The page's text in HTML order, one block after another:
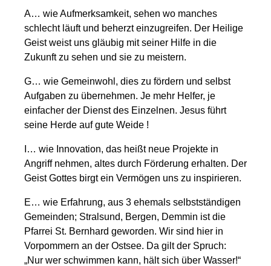
A… wie Aufmerksamkeit, sehen wo manches
schlecht läuft und beherzt einzugreifen. Der Heilige
Geist weist uns gläubig mit seiner Hilfe in die
Zukunft zu sehen und sie zu meistern.
G… wie Gemeinwohl, dies zu fördern und selbst
Aufgaben zu übernehmen. Je mehr Helfer, je
einfacher der Dienst des Einzelnen. Jesus führt
seine Herde auf gute Weide !
I… wie Innovation, das heißt neue Projekte in
Angriff nehmen, altes durch Förderung erhalten. Der
Geist Gottes birgt ein Vermögen uns zu inspirieren.
E… wie Erfahrung, aus 3 ehemals selbstständigen
Gemeinden; Stralsund, Bergen, Demmin ist die
Pfarrei St. Bernhard geworden. Wir sind hier in
Vorpommern an der Ostsee. Da gilt der Spruch:
„Nur wer schwimmen kann, hält sich über Wasser!“